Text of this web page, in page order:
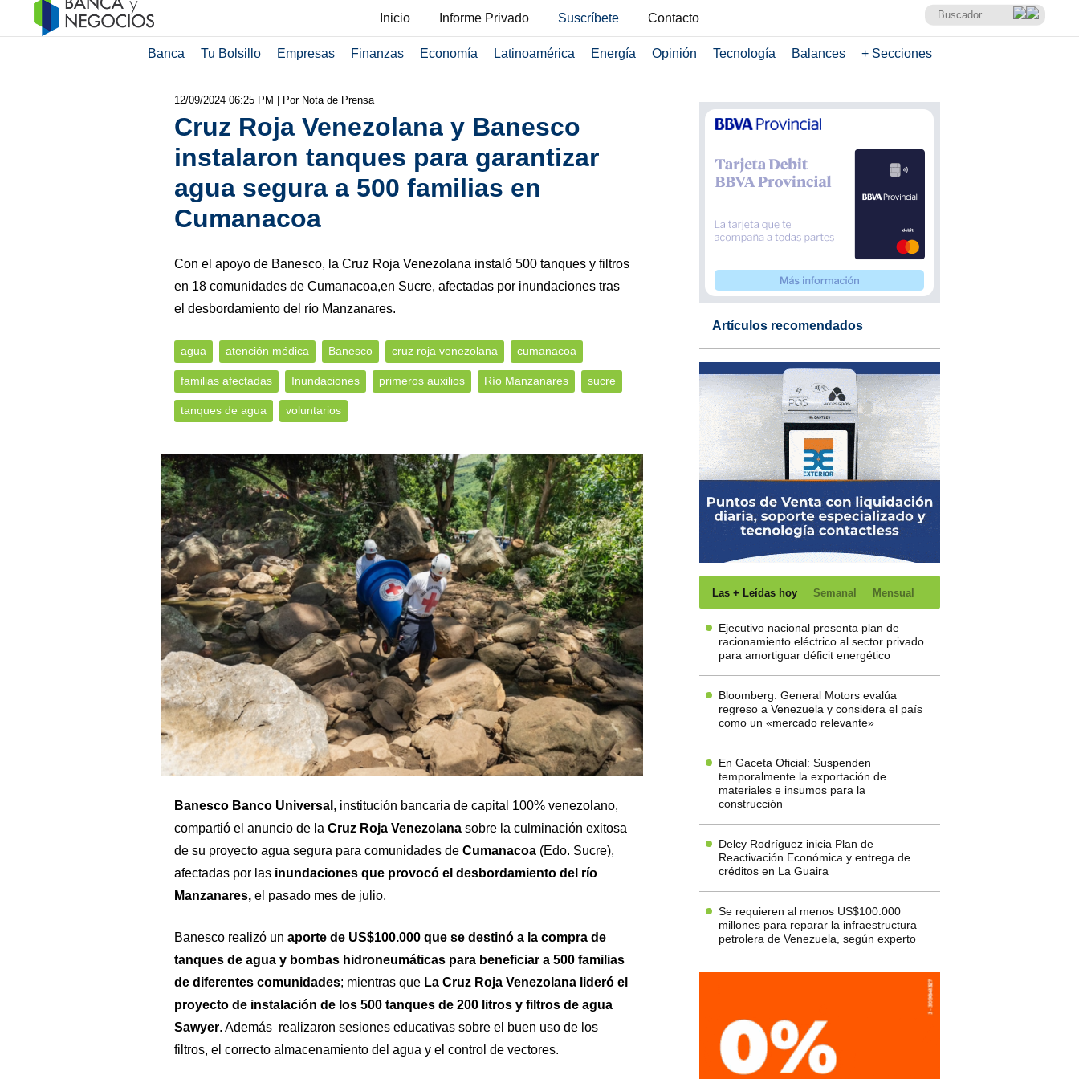
Inicio Informe Privado Suscríbete Contacto
Banca Tu Bolsillo Empresas Finanzas Economía Latinoamérica Energía Opinión Tecnología Balances + Secciones
12/09/2024 06:25 PM | Por Nota de Prensa
Cruz Roja Venezolana y Banesco
instalaron tanques para garantizar
agua segura a 500 familias en
Cumanacoa
Con el apoyo de Banesco, la Cruz Roja Venezolana instaló 500 tanques y filtros
en 18 comunidades de Cumanacoa,en Sucre, afectadas por inundaciones tras
el desbordamiento del río Manzanares.
agua atención médica Banesco cruz roja venezolana cumanacoa
familias afectadas Inundaciones primeros auxilios Río Manzanares sucre
tanques de agua voluntarios
Banesco Banco Universal , institución bancaria de capital 100% venezolano,
compartió el anuncio de la Cruz Roja Venezolanasobre la culminación exitosa
de su proyecto agua segura para comunidades de Cumanacoa(Edo. Sucre),
afectadas por las inundaciones que provocó el desbordamiento del río
Manzanares,el pasado mes de julio.
Banesco realizó un aporte de US$100.000 que se destinó a la compra de
tanques de agua y bombas hidroneumáticas para beneficiar a 500 familias
de diferentes comunidades; mientras que La Cruz Roja Venezolana lideró el
proyecto de instalación de los 500 tanques de 200 litros y filtros de agua
Sawyer. Además realizaron sesiones educativas sobre el buen uso de los
filtros, el correcto almacenamiento del agua y el control de vectores.
Artículos recomendados
Las + Leídas hoy Semanal Mensual
Ejecutivo nacional presenta plan de
racionamiento eléctrico al sector privado
para amortiguar déficit energético
Bloomberg: General Motors evalúa
regreso a Venezuela y considera el país
como un «mercado relevante»
En Gaceta Oficial: Suspenden
temporalmente la exportación de
materiales e insumos para la
construcción
Delcy Rodríguez inicia Plan de
Reactivación Económica y entrega de
créditos en La Guaira
Se requieren al menos US$100.000
millones para reparar la infraestructura
petrolera de Venezuela, según experto